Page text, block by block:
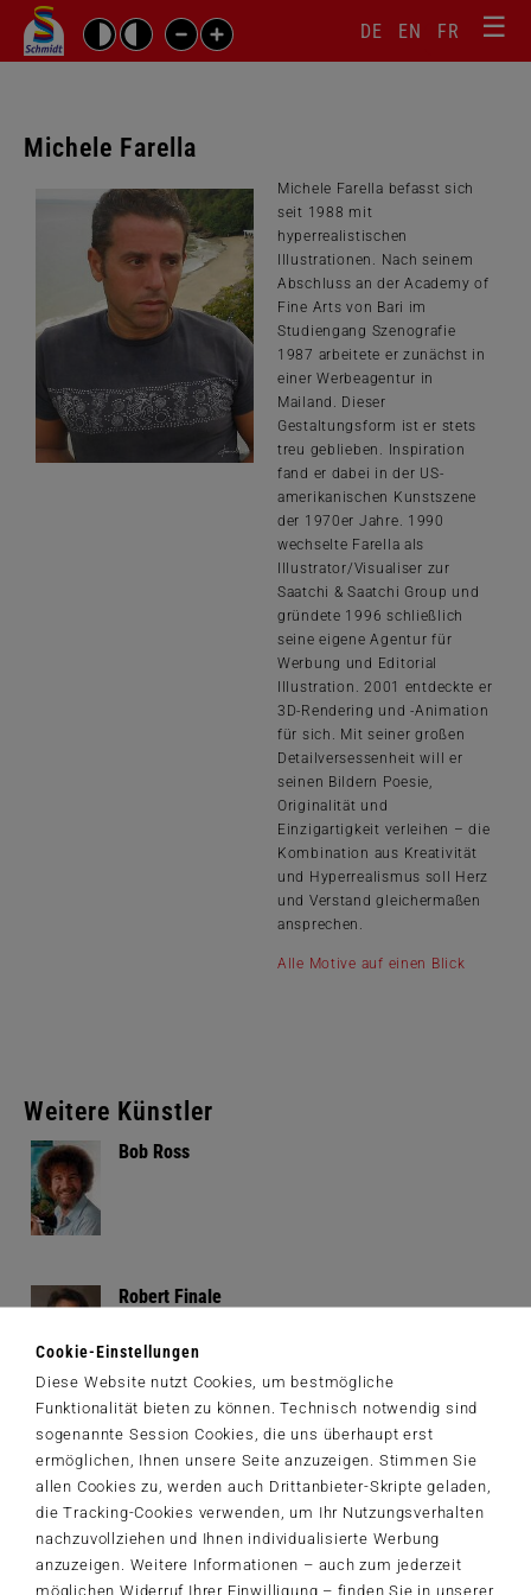
Cookie-Einstellungen
Diese Website nutzt Cookies, um bestmögliche
Funktionalität bieten zu können. Technisch notwendig sind
sogenannte Session Cookies, die uns überhaupt erst
ermöglichen, Ihnen unsere Seite anzuzeigen. Stimmen Sie
allen Cookies zu, werden auch Drittanbieter-Skripte geladen,
die Tracking-Cookies verwenden, um Ihr Nutzungsverhalten
nachzuvollziehen und Ihnen individualisierte Werbung
anzuzeigen. Weitere Informationen – auch zum jederzeit
möglichen Widerruf Ihrer Einwilligung – finden Sie in unserer
☰
DE EN FR
Suchbegriffe
Michele Farella
Michele Farella befasst sich
seit 1988 mit
hyperrealistischen
Illustrationen. Nach seinem
Abschluss an der Academy of
Fine Arts von Bari im
Studiengang Szenografie
1987 arbeitete er zunächst in
einer Werbeagentur in
Mailand. Dieser
Gestaltungsform ist er stets
treu geblieben. Inspiration
fand er dabei in der US-
amerikanischen Kunstszene
der 1970er Jahre. 1990
wechselte Farella als
Illustrator/Visualiser zur
Saatchi & Saatchi Group und
gründete 1996 schließlich
seine eigene Agentur für
Werbung und Editorial
Illustration. 2001 entdeckte er
3D-Rendering und -Animation
für sich. Mit seiner großen
Detailversessenheit will er
seinen Bildern Poesie,
Originalität und
Einzigartigkeit verleihen – die
Kombination aus Kreativität
und Hyperrealismus soll Herz
und Verstand gleichermaßen
ansprechen.
Alle Motive auf einen Blick
Weitere Künstler
Bob Ross
Robert Finale
Michele Farella
Autoren